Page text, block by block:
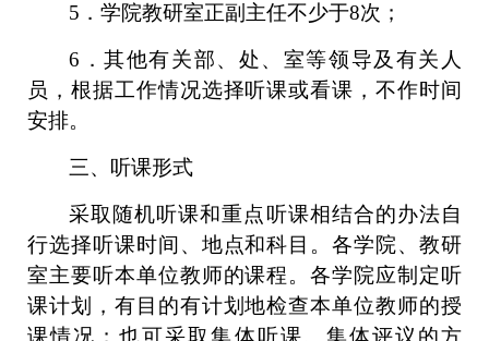
5．学院教研室正副主任不少于8次；
6．其他有关部、处、室等领导及有关人
员，根据工作情况选择听课或看课，不作时间
安排。
三、听课形式
采取随机听课和重点听课相结合的办法自
行选择听课时间、地点和科目。各学院、教研
室主要听本单位教师的课程。各学院应制定听
课计划，有目的有计划地检查本单位教师的授
课情况；也可采取集体听课、集体评议的方